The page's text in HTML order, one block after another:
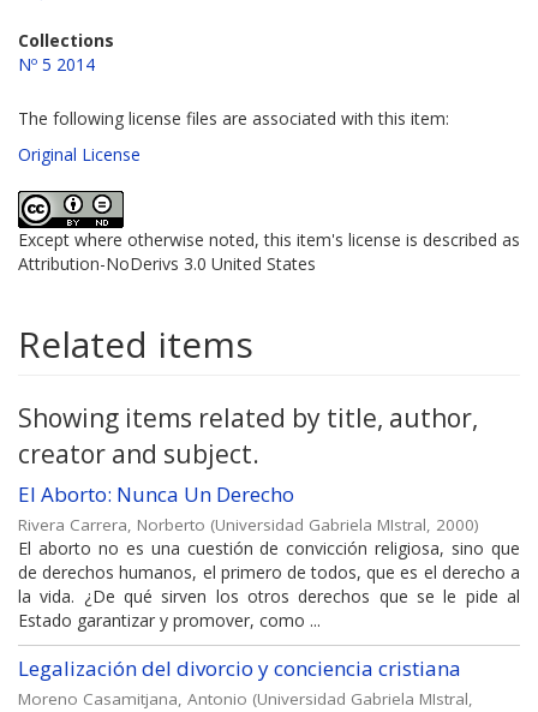
Collections
Nº 5 2014
The following license files are associated with this item:
Original License
Except where otherwise noted, this item's license is described as
Attribution-NoDerivs 3.0 United States
Related items
Showing items related by title, author,
creator and subject.
El Aborto: Nunca Un Derecho
Rivera Carrera, Norberto (Universidad Gabriela MIstral, 2000)
El aborto no es una cuestión de convicción religiosa, sino que
de derechos humanos, el primero de todos, que es el derecho a
la vida. ¿De qué sirven los otros derechos que se le pide al
Estado garantizar y promover, como ...
Legalización del divorcio y conciencia cristiana
Moreno Casamitjana, Antonio (Universidad Gabriela MIstral,